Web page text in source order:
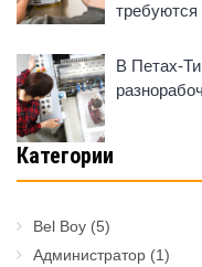
В Петах-
Категории
Bel Boy (5)
Администратор (1)